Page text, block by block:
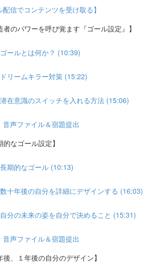
配信でコンテンツを受け取る】
のパワーを呼び覚ます『ゴール設定』】
ールとは何か？ (10:39)
リームキラー対策 (15:22)
在意識のスイッチを入れる方法 (15:06)
声ファイル＆宿題提出
なゴール設定】
期的なゴール (10:13)
十年後の自分を詳細にデザインする (16:03)
分の未来の姿を自分で決めること (15:31)
声ファイル＆宿題提出
、１年後の自分のデザイン】